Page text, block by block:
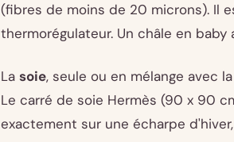
(fibres de moins de 20 microns). Il
thermorégulateur. Un châle en
La soie, seule ou en mélange avec
Le carré de soie Hermès (90 x 90
exactement sur une écharpe